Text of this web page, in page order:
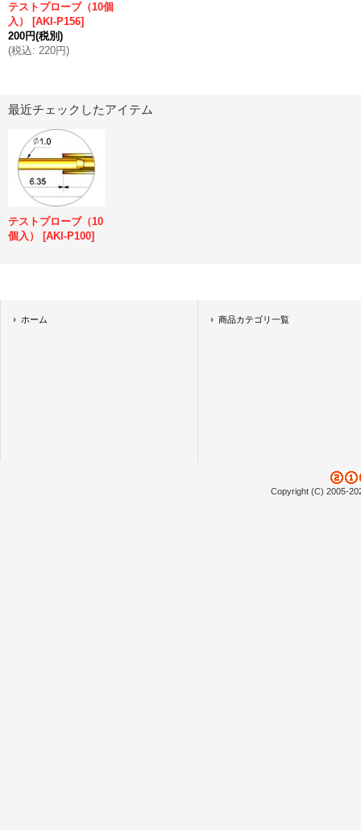
テストプローブ（10個
入）
[AKI-P156]
200円(税別)
(税込: 220円)
最近チェックしたアイテム
テストプローブ（10
個入）
[AKI-P100]
ホーム 商品カテゴリ一覧
Copyright (C) 2005-